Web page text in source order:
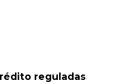
reguladas